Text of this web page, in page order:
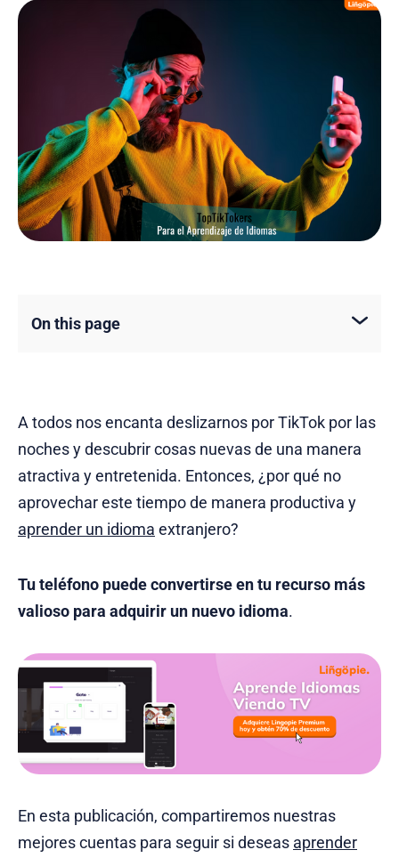
On this page
A todos nos encanta deslizarnos por TikTok por las
noches y descubrir cosas nuevas de una manera
atractiva y entretenida. Entonces, ¿por qué no
aprovechar este tiempo de manera productiva y
aprender un idioma extranjero?
Tu teléfono puede convertirse en tu recurso más
valioso para adquirir un nuevo idioma.
En esta publicación, compartiremos nuestras
mejores cuentas para seguir si deseas aprender